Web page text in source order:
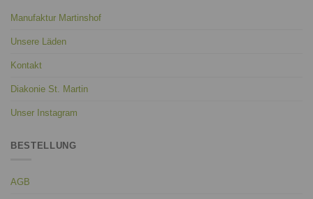
Manufaktur Martinshof
Unsere Läden
Kontakt
Diakonie St. Martin
Unser Instagram
BESTELLUNG
AGB